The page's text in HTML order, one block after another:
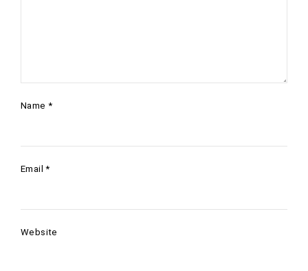
Name *
Email*
Website